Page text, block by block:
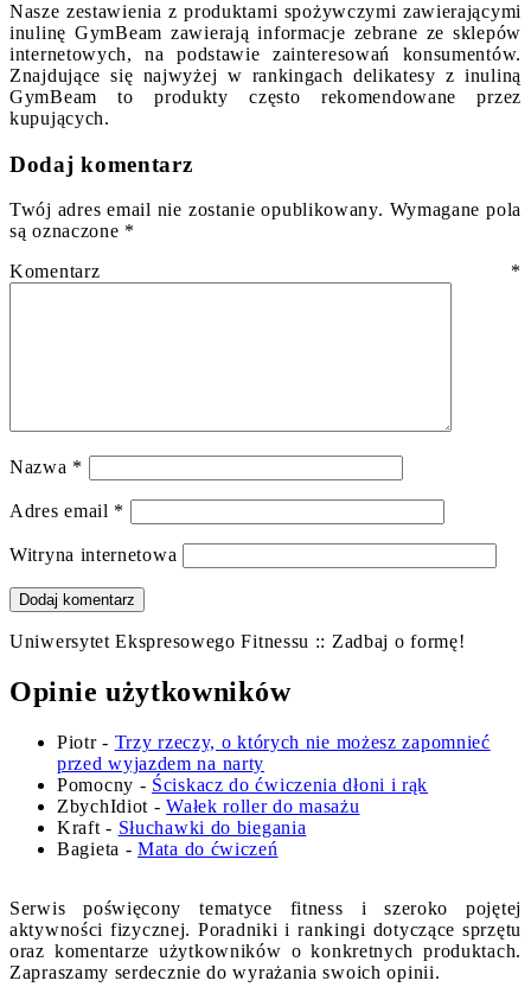
Nasze zestawienia z produktami spożywczymi zawierającymi
inulinę GymBeam zawierają informacje zebrane ze sklepów
internetowych, na podstawie zainteresowań konsumentów.
Znajdujące się najwyżej w rankingach delikatesy z inuliną
GymBeam to produkty często rekomendowane przez
kupujących.
Dodaj komentarz
Twój adres email nie zostanie opublikowany. Wymagane pola
są oznaczone *
Komentarz *
Nazwa *
Adres email *
Witryna internetowa
Uniwersytet Ekspresowego Fitnessu :: Zadbaj o formę!
Opinie użytkowników
Piotr- Trzy rzeczy, o których nie możesz zapomnieć
przed wyjazdem na narty
Pomocny - Ściskacz do ćwiczenia dłoni i rąk
ZbychIdiot -Wałek roller do masażu
Kraft - Słuchawki do biegania
Bagieta -Mata do ćwiczeń
Serwis poświęcony tematyce fitness i szeroko pojętej
aktywności fizycznej. Poradniki i rankingi dotyczące sprzętu
oraz komentarze użytkowników o konkretnych produktach.
Zapraszamy serdecznie do wyrażania swoich opinii.